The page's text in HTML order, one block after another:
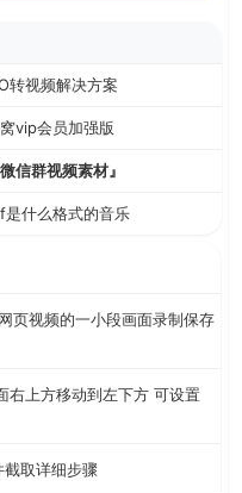
转视频解决方案
窝vip会员加强版
微信群视频素材』
是什么格式的音乐
页视频的一小段画面录制保存
右上方移动到左下方 可设置
截取详细步骤